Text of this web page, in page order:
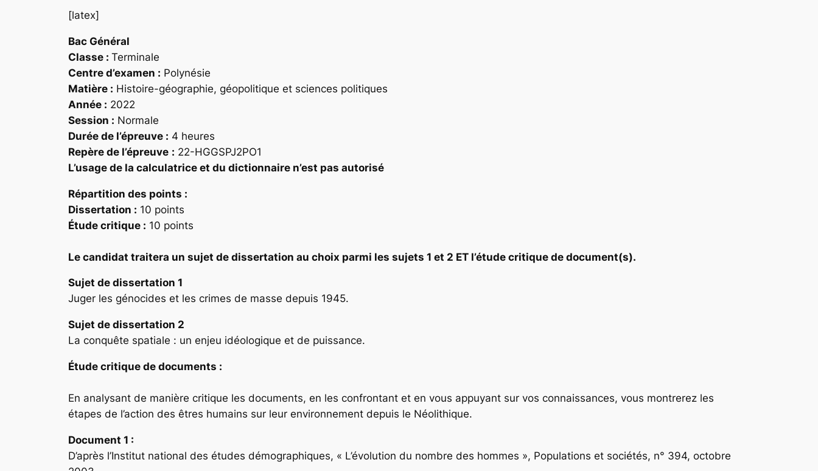
[latex]
Bac Général
Classe : Terminale
Centre d’examen : Polynésie
Matière : Histoire-géographie, géopolitique et sciences politiques
Année : 2022
Session : Normale
Durée de l’épreuve : 4 heures
Repère de l’épreuve : 22-HGGSPJ2PO1
L’usage de la calculatrice et du dictionnaire n’est pas autorisé
Répartition des points :
Dissertation : 10 points
Étude critique : 10 points
Le candidat traitera un sujet de dissertation au choix parmi les sujets 1 et 2 ET l’étude critique de document(s).
Sujet de dissertation 1
Juger les génocides et les crimes de masse depuis 1945.
Sujet de dissertation 2
La conquête spatiale : un enjeu idéologique et de puissance.
Étude critique de documents :
En analysant de manière critique les documents, en les confrontant et en vous appuyant sur vos connaissances, vous montrerez les
étapes de l’action des êtres humains sur leur environnement depuis le Néolithique.
Document 1 :
D’après l’Institut national des études démographiques, « L’évolution du nombre des hommes », Populations et sociétés, n° 394, octobre